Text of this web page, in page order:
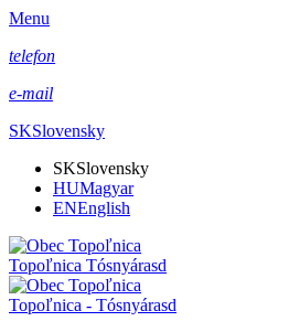
Menu
telefon
e-mail
SKSlovensky
SKSlovensky
HUMagyar
ENEnglish
Topoľnica Tósnyárasd
Topoľnica - Tósnyárasd